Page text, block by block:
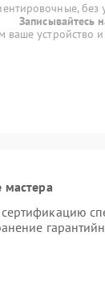
без
Записывайтесь
устройство